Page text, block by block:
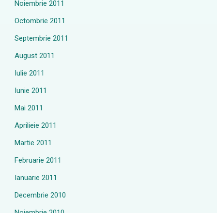
Noiembrie 2011
Octombrie 2011
Septembrie 2011
August 2011
Iulie 2011
Iunie 2011
Mai 2011
Aprilieie 2011
Martie 2011
Februarie 2011
Ianuarie 2011
Decembrie 2010